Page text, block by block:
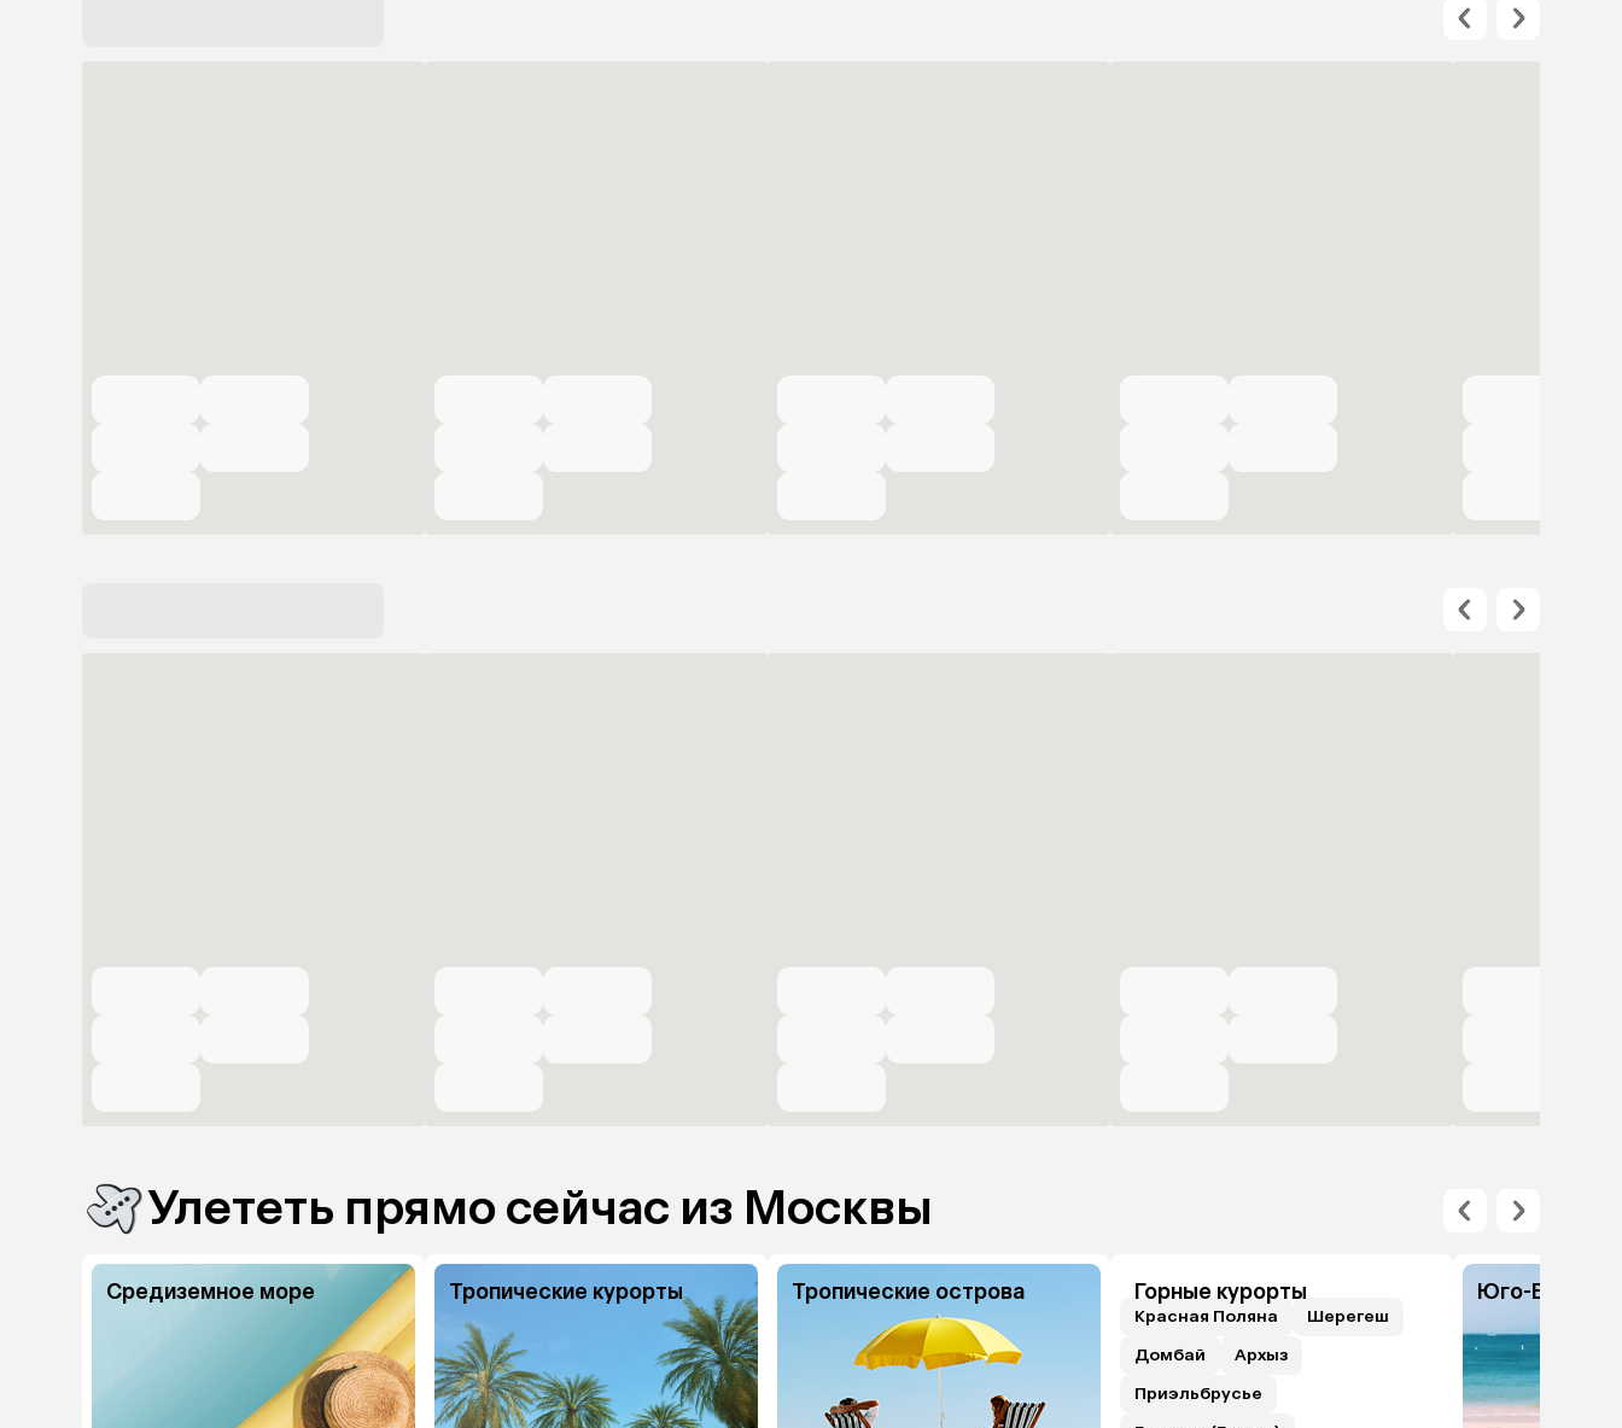
Улететь прямо сейчас из Москвы
Средиземное море Тропические курорты Тропические острова Горные курорты
Красная Поляна
Шерегеш
Домбай
Архыз
Приэльбрусье
Юго-